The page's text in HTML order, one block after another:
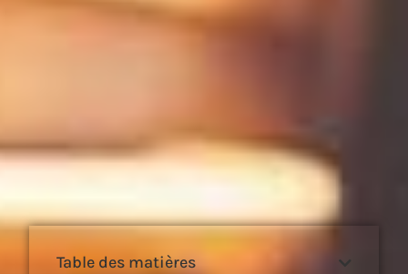
Table des matières